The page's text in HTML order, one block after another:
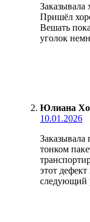
Заказывала
Пришёл
Вешать
уголок
Юлиана
10.01.2026
Заказывала
тонком
этот
следующий